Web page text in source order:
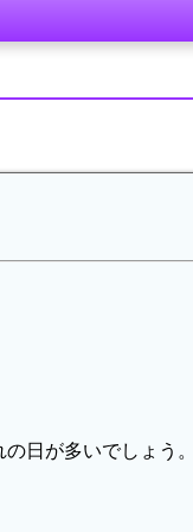
日が多いでしょう